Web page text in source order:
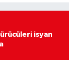
isyan